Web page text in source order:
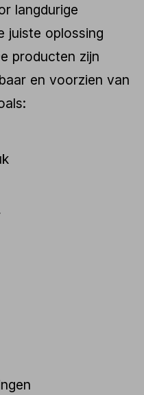
langdurige
juiste oplossing
producten zijn
en voorzien van